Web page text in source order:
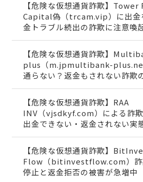
【危険な仮想通貨詐欺】
Capital偽（trcam.vip）に出金
金トラブル続出の詐欺に注意喚
【危険な仮想通貨詐欺】
plus（m.jpmultibank-
通らない？返金もされない詐欺
【危険な仮想通貨詐欺】RAA
INV（vjsdkyf.com）による詐欺
出金できない・返金されない実
【危険な仮想通貨詐欺】
Flow（bitinvestflow.com）詐
停止と返金拒否の被害が急増中